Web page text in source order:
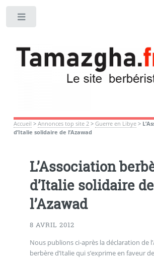
Accueil > Annonces top site 2> Guerre en Libye>
d’Italie solidaire de l’Azawad
L’Association
d’Italie solidaire de
l’Azawad
8 AVRIL 2012
Nous publions ci-après la déclaration de
berbère d’Italie qui s’exprime en faveur